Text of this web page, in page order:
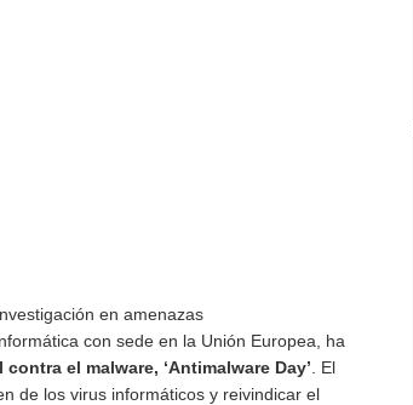
en amenazas
con sede en la Unión Europea, ha
el malware, ‘Antimalware Day’ . El
de los virus informáticos y reivindicar el